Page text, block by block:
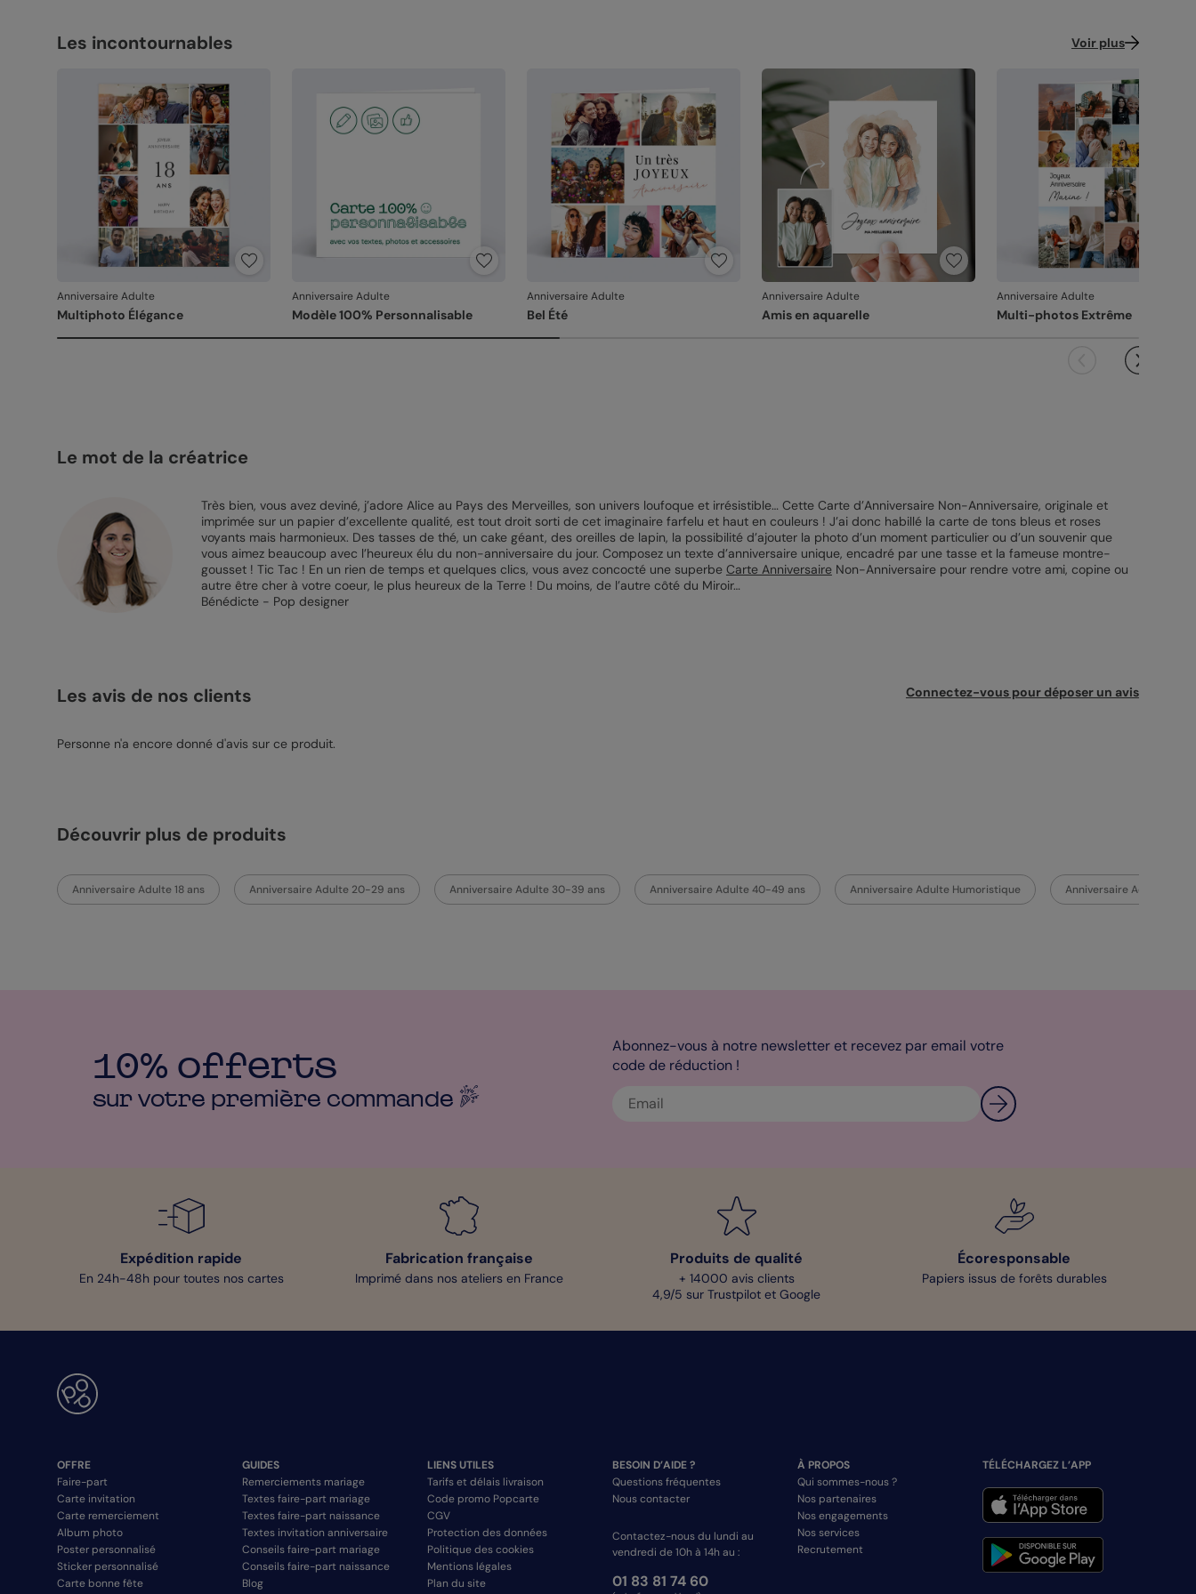
Les incontournables Voir plus
Anniversaire Adulte
Multiphoto Élégance
Anniversaire Adulte
Modèle 100% Personnalisable
Anniversaire Adulte
Bel Été
Anniversaire Adulte
Amis en aquarelle
Anniversaire Adulte
Multi-photos Extrême
Le mot de la créatrice
Très bien, vous avez deviné, j’adore Alice au Pays des Merveilles, son univers loufoque et irrésistible… Cette Carte d’Anniversaire Non-Anniversaire, originale et
imprimée sur un papier d’excellente qualité, est tout droit sorti de cet imaginaire farfelu et haut en couleurs ! J’ai donc habillé la carte de tons bleus et roses
voyants mais harmonieux. Des tasses de thé, un cake géant, des oreilles de lapin, la possibilité d’ajouter la photo d’un moment particulier ou d’un souvenir que
vous aimez beaucoup avec l’heureux élu du non-anniversaire du jour. Composez un texte d’anniversaire unique, encadré par une tasse et la fameuse montre-
gousset ! Tic Tac ! En un rien de temps et quelques clics, vous avez concocté une superbe Carte AnniversaireNon-Anniversaire pour rendre votre ami, copine ou
autre être cher à votre coeur, le plus heureux de la Terre ! Du moins, de l’autre côté du Miroir…
Bénédicte - Pop designer
Les avis de nos clients Connectez-vous pour déposer un avis
Personne n'a encore donné d'avis sur ce produit.
Découvrir plus de produits
Anniversaire Adulte 18 ans Anniversaire Adulte 20-29 ans Anniversaire Adulte 30-39 ans Anniversaire Adulte 40-49 ans Anniversaire Adulte Humoristique Anniversaire Adulte
10% offerts
sur votre première commande
Abonnez-vous à notre newsletter et recevez par email votre
code de réduction !
Expédition rapide
En 24h-48h pour toutes nos cartes
Fabrication française
Imprimé dans nos ateliers en France
Produits de qualité
+ 14000 avis clients
4,9/5 sur Trustpilot et Google
Écoresponsable
Papiers issus de forêts durables
OFFRE
Faire-part
Carte invitation
Carte remerciement
Album photo
Poster personnalisé
Sticker personnalisé
Carte bonne fête
GUIDES
Remerciements mariage
Textes faire-part mariage
Textes faire-part naissance
Textes invitation anniversaire
Conseils faire-part mariage
Conseils faire-part naissance
Blog
LIENS UTILES
Tarifs et délais livraison
Code promo Popcarte
CGV
Protection des données
Politique des cookies
Mentions légales
Plan du site
BESOIN D’AIDE ?
Questions fréquentes
Nous contacter
Contactez-nous du lundi au
vendredi de 10h à 14h au :
01 83 81 74 60
À PROPOS
Qui sommes-nous ?
Nos partenaires
Nos engagements
Nos services
Recrutement
TÉLÉCHARGEZ L’APP